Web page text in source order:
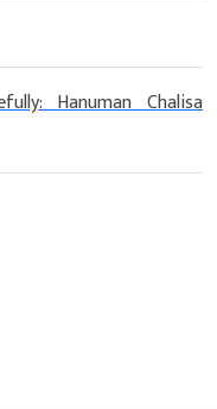
Hanuman Chalisa